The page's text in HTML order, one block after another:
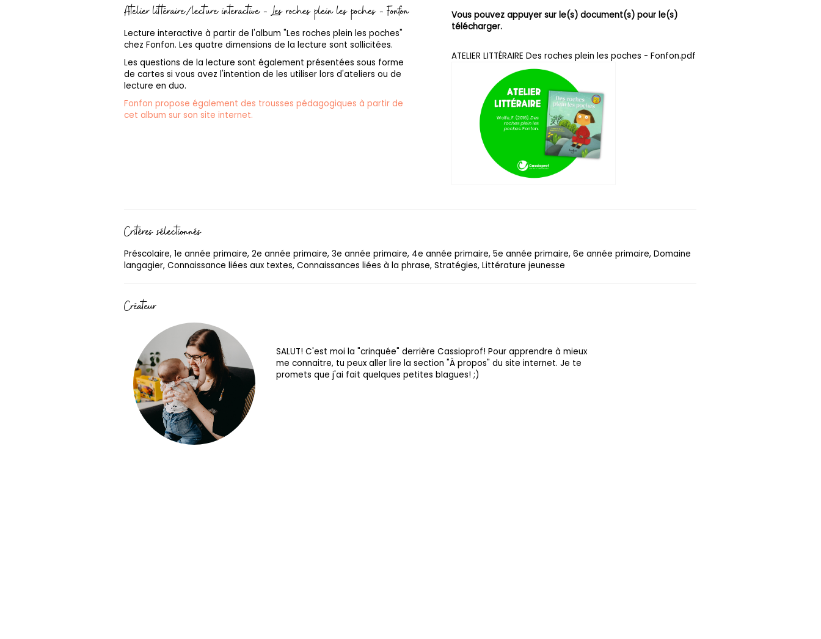
Atelier littéraire/lecture interactive - Les roches plein les poches - Fonfon
Lecture interactive à partir de l'album "Les roches plein les poches"
chez Fonfon. Les quatre dimensions de la lecture sont sollicitées.
Les questions de la lecture sont également présentées sous forme
de cartes si vous avez l'intention de les utiliser lors d'ateliers ou de
lecture en duo.
Fonfon propose également des trousses pédagogiques à partir de
cet album sur son site internet.
Vous pouvez appuyer sur le(s) document(s) pour le(s)
télécharger.
ATELIER LITTÉRAIRE Des roches plein les poches - Fonfon.pdf
Critères sélectionnés
Préscolaire, 1e année primaire, 2e année primaire, 3e année primaire, 4e année primaire, 5e année primaire, 6e année primaire, Domaine
langagier, Connaissance liées aux textes, Connaissances liées à la phrase, Stratégies, Littérature jeunesse
Créateur
SALUT! C'est moi la "crinquée" derrière Cassioprof! Pour apprendre à mieux
me connaitre, tu peux aller lire la section "À propos" du site internet. Je te
promets que j'ai fait quelques petites blagues! ;)